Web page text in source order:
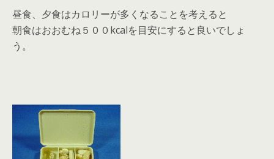
昼食、夕食はカロリーが多くなることを考えると
朝食はおおむね５００kcalを目安にすると良いでしょ
う。